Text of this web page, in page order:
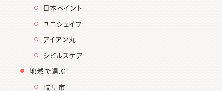
日本ペイント
ユニシェイプ
アイアン丸
シビルスケア
地域で選ぶ
岐阜市